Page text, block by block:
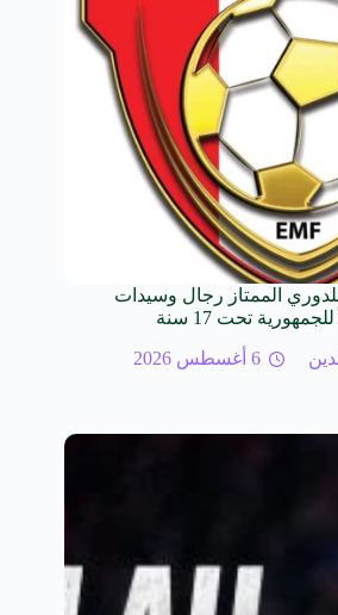
الممتاز رجال وسيدات
تحت 17 سنة
6 أغسطس 2026